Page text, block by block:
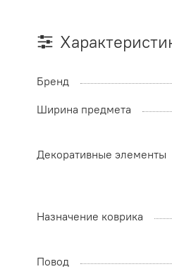
Бренд
Ширина предмета
Декоративные элементы
Назначение коврика
Повод